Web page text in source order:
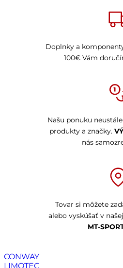
Doplnky a
100€ Vám
Našu ponuku
produkty a značky.
nás
Tovar si môžete
alebo vyskúšať v
MT-
CONWAY
LIMOTEC